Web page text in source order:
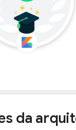
da